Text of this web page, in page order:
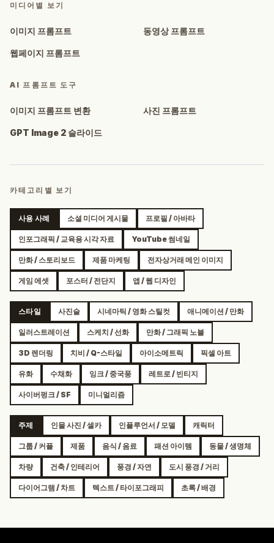
미디어별 보기
이미지 프롬프트 동영상 프롬프트
웹페이지 프롬프트
AI 프롬프트 도구
이미지 프롬프트 변환 사진 프롬프트
GPT Image 2 슬라이드
카테고리별 보기
사용 사례 소셜 미디어 게시물 프로필 / 아바타
인포그래픽 / 교육용 시각 자료 YouTube 썸네일
만화 / 스토리보드 제품 마케팅 전자상거래 메인 이미지
게임 에셋 포스터 / 전단지 앱 / 웹 디자인
스타일 사진술 시네마틱 / 영화 스틸컷 애니메이션 / 만화
일러스트레이션 스케치 / 선화 만화 / 그래픽 노블
3D 렌더링 치비 / Q-스타일 아이소메트릭 픽셀 아트
유화 수채화 잉크 / 중국풍 레트로 / 빈티지
사이버펑크 / SF 미니멀리즘
주제 인물 사진 / 셀카 인플루언서 / 모델 캐릭터
그룹 / 커플 제품 음식 / 음료 패션 아이템 동물 / 생명체
차량 건축 / 인테리어 풍경 / 자연 도시 풍경 / 거리
다이어그램 / 차트 텍스트 / 타이포그래피 초록 / 배경